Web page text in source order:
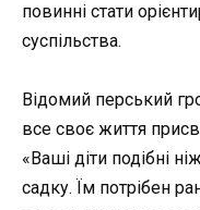
повинні стати
суспільства.
Відомий перський
все своє життя
«Ваші діти подібні
садку. Їм потрібен